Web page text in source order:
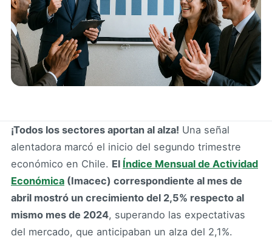
¡Todos los sectores aportan al alza! Una señal
alentadora marcó el inicio del segundo trimestre
económico en Chile. El Índice Mensual de Actividad
Económica (Imacec) correspondiente al mes de
abril mostró un crecimiento del 2,5% respecto al
mismo mes de 2024, superando las expectativas
del mercado, que anticipaban un alza del 2,1%.